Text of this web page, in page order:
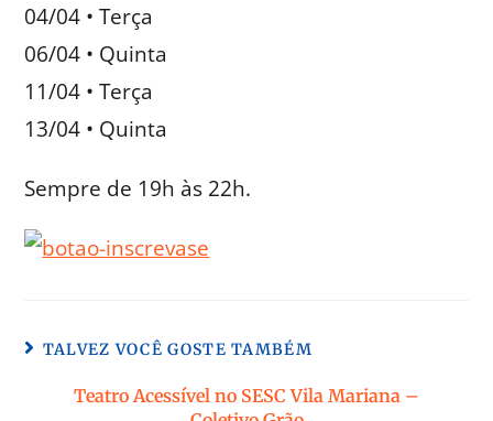
04/04 • Terça
06/04 • Quinta
11/04 • Terça
13/04 • Quinta
Sempre de 19h às 22h.
TALVEZ VOCÊ GOSTE TAMBÉM
Teatro Acessível no SESC Vila Mariana –